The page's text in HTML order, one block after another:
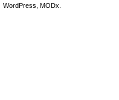
WordPress, MODx.